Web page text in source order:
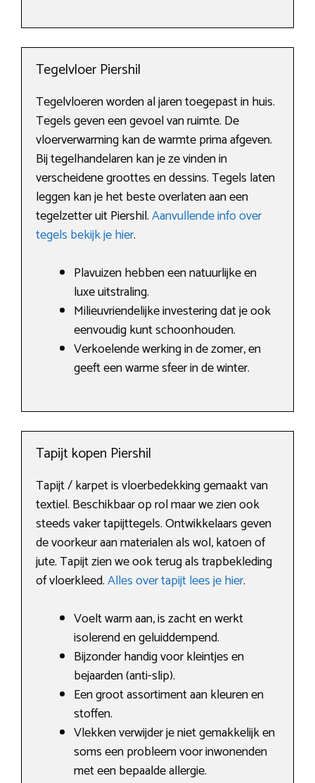
Tegelvloer Piershil
Tegelvloeren worden al jaren toegepast in huis.
Tegels geven een gevoel van ruimte. De
vloerverwarming kan de warmte prima afgeven.
Bij tegelhandelaren kan je ze vinden in
verscheidene groottes en dessins. Tegels laten
leggen kan je het beste overlaten aan een
tegelzetter uit Piershil.Aanvullende info over
tegels bekijk je hier.
Plavuizen hebben een natuurlijke en
luxe uitstraling.
Milieuvriendelijke investering dat je ook
eenvoudig kunt schoonhouden.
Verkoelende werking in de zomer, en
geeft een warme sfeer in de winter.
Tapijt kopen Piershil
Tapijt / karpet is vloerbedekking gemaakt van
textiel. Beschikbaar op rol maar we zien ook
steeds vaker tapijttegels. Ontwikkelaars geven
de voorkeur aan materialen als wol, katoen of
jute. Tapijt zien we ook terug als trapbekleding
of vloerkleed.Alles over tapijt lees je hier.
Voelt warm aan, is zacht en werkt
isolerend en geluiddempend.
Bijzonder handig voor kleintjes en
bejaarden (anti-slip).
Een groot assortiment aan kleuren en
stoffen.
Vlekken verwijder je niet gemakkelijk en
soms een probleem voor inwonenden
met een bepaalde allergie.